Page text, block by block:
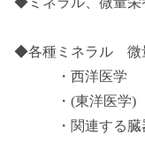
◆各種ミネラル 微
・西洋医学
・ (東洋医学)
・関連する臓